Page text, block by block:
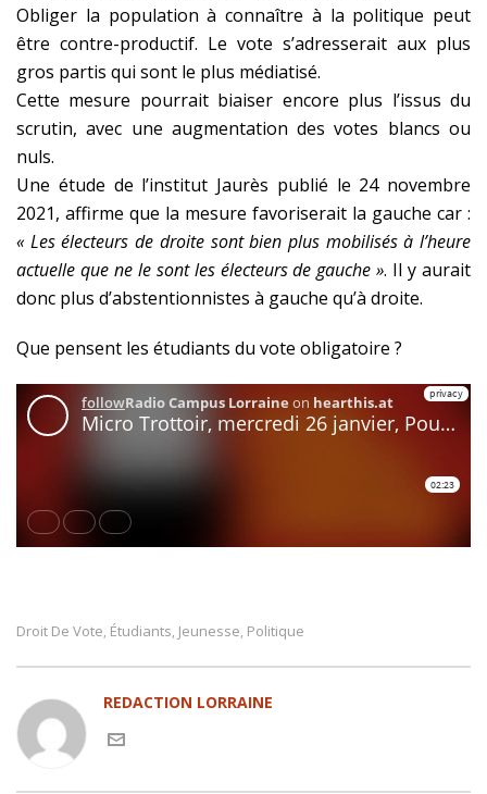
Obliger la population à connaître à la politique peut
être contre-productif. Le vote s’adresserait aux plus
gros partis qui sont le plus médiatisé.
Cette mesure pourrait biaiser encore plus l’issus du
scrutin, avec une augmentation des votes blancs ou
nuls.
Une étude de l’institut Jaurès publié le 24 novembre
2021, affirme que la mesure favoriserait la gauche car :
« Les électeurs de droite sont bien plus mobilisés à l’heure
actuelle que ne le sont les électeurs de gauche ». Il y aurait
donc plus d’abstentionnistes à gauche qu’à droite.
Que pensent les étudiants du vote obligatoire ?
Droit De Vote, Étudiants, Jeunesse, Politique
REDACTION LORRAINE